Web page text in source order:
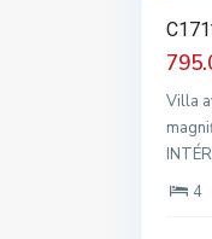
Villa
4